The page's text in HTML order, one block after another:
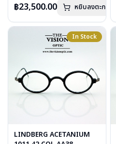
ฟรีตลอดอายุการใช้งาน
อักษร
บานพับ : ไม่มีน็อต
การรับประกัน : 3 ปี
฿23,500.00 หยิบลงตะกร้า
In Stock
LINDBERG ACETANIUM